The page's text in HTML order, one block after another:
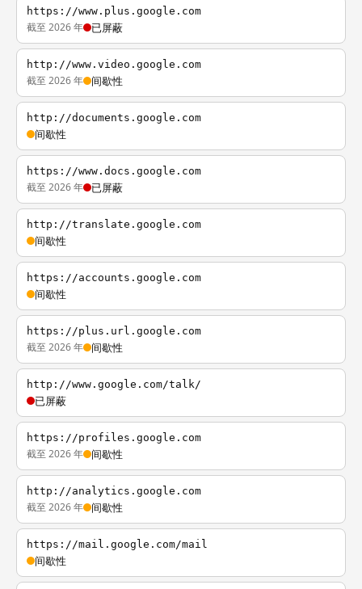
https://www.plus.google.com
截至 2026 年 已屏蔽
http://www.video.google.com
截至 2026 年 间歇性
http://documents.google.com
间歇性
https://www.docs.google.com
截至 2026 年 已屏蔽
http://translate.google.com
间歇性
https://accounts.google.com
间歇性
https://plus.url.google.com
截至 2026 年 间歇性
http://www.google.com/talk/
已屏蔽
https://profiles.google.com
截至 2026 年 间歇性
http://analytics.google.com
截至 2026 年 间歇性
https://mail.google.com/mail
间歇性